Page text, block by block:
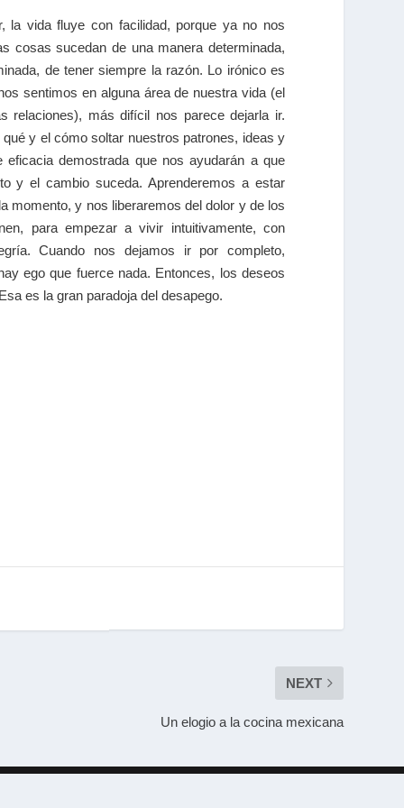
la vida fluye con facilidad, porque ya no nos
cosas sucedan de una manera determinada,
de tener siempre la razón. Lo irónico es
sentimos en alguna área de nuestra vida (el
relaciones), más difícil nos parece dejarla ir.
y el cómo soltar nuestros patrones, ideas y
demostrada que nos ayudarán a que
y el cambio suceda. Aprenderemos a estar
momento, y nos liberaremos del dolor y de los
para empezar a vivir intuitivamente, con
Cuando nos dejamos ir por completo,
ego que fuerce nada. Entonces, los deseos
es la gran paradoja del desapego.
NEXT
Un elogio a la cocina mexicana